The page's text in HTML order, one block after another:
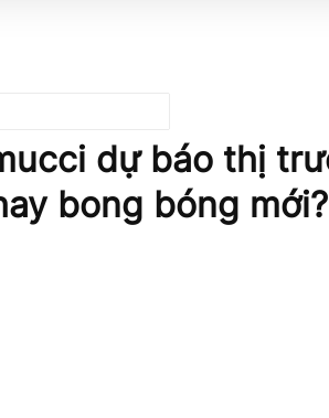
dự báo thị
bong bóng mới?